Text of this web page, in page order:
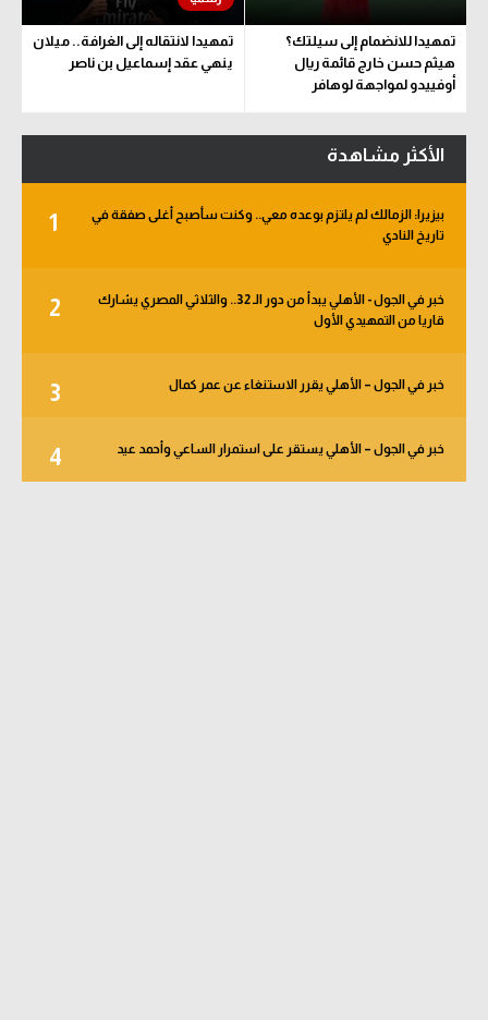
تمهيدا للانضمام إلى سيلتك؟
هيثم حسن خارج قائمة ريال
أوفييدو لمواجهة لوهافر
تمهيدا لانتقاله إلى الغرافة.. ميلان
ينهي عقد إسماعيل بن ناصر
الأكثر مشاهدة
1
بيزيرا: الزمالك لم يلتزم بوعده معي.. وكنت سأصبح أغلى صفقة في
تاريخ النادي
2
خبر في الجول - الأهلي يبدأ من دور الـ 32.. والثلاثي المصري يشارك
قاريا من التمهيدي الأول
3 خبر في الجول – الأهلي يقرر الاستنغاء عن عمر كمال
4 خبر في الجول – الأهلي يستقر على استمرار الساعي وأحمد عيد